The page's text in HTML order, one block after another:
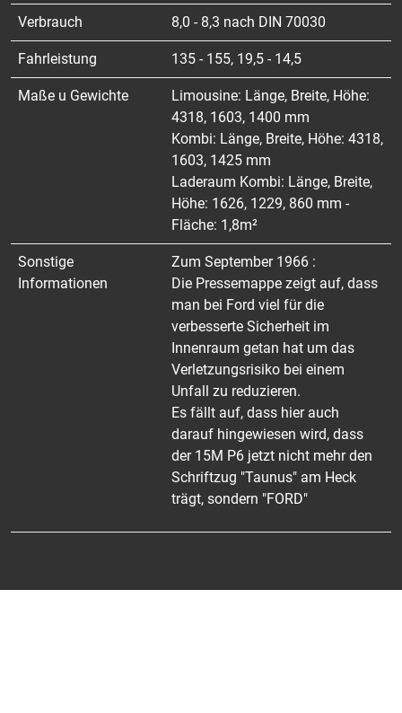
Verbrauch 8,0 - 8,3 nach DIN 70030
Fahrleistung 135 - 155, 19,5 - 14,5
Maße u Gewichte
Limousine: Länge, Breite, Höhe:
4318, 1603, 1400 mm
Kombi: Länge, Breite, Höhe: 4318,
1603, 1425 mm
Laderaum Kombi: Länge, Breite,
Höhe: 1626, 1229, 860 mm -
Fläche: 1,8m²
Sonstige
Informationen
Zum September 1966 :
Die Pressemappe zeigt auf, dass
man bei Ford viel für die
verbesserte Sicherheit im
Innenraum getan hat um das
Verletzungsrisiko bei einem
Unfall zu reduzieren.
Es fällt auf, dass hier auch
darauf hingewiesen wird, dass
der 15M P6 jetzt nicht mehr den
Schriftzug "Taunus" am Heck
trägt, sondern "FORD"